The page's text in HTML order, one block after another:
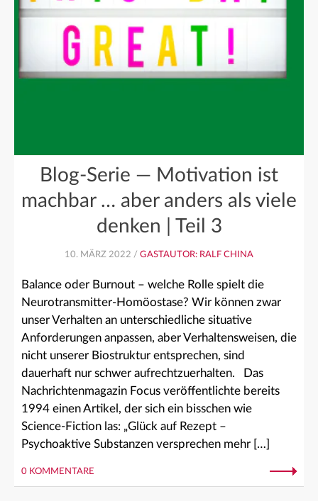
Blog-Serie — Motivation ist
machbar … aber anders als viele
denken | Teil 3
10. MÄRZ 2022 / GASTAUTOR: RALF CHINA
Balance oder Burnout – welche Rolle spielt die
Neurotransmitter-Homöostase? Wir können zwar
unser Verhalten an unterschiedliche situative
Anforderungen anpassen, aber Verhaltensweisen, die
nicht unserer Biostruktur entsprechen, sind
dauerhaft nur schwer aufrechtzuerhalten. Das
Nachrichtenmagazin Focus veröffentlichte bereits
1994 einen Artikel, der sich ein bisschen wie
Science-Fiction las: „Glück auf Rezept –
Psychoaktive Substanzen versprechen mehr […]
0 KOMMENTARE